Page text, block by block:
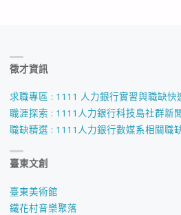
徵才資訊
求職專區 : 1111 人力銀行實習與職缺快
職涯探索 : 1111人力銀行科技島社群新
職缺精選 : 1111人力銀行數媒系相關職
臺東文創
臺東美術館
鐵花村音樂聚落